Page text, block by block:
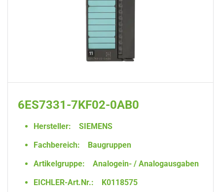
6ES7331-7KF02-0AB0
Hersteller:
SIEMENS
Fachbereich:
Baugruppen
Artikelgruppe:
Analogein- / Analogausgaben
EICHLER-Art.Nr.:
K0118575